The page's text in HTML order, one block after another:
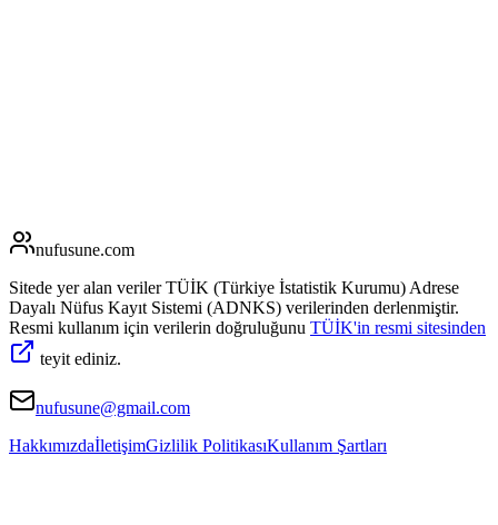
nufusune.com
Sitede yer alan veriler TÜİK (Türkiye İstatistik Kurumu) Adrese
Dayalı Nüfus Kayıt Sistemi (ADNKS) verilerinden derlenmiştir.
Resmi kullanım için verilerin doğruluğunu TÜİK'in resmi sitesinden
teyit ediniz.
nufusune@gmail.com
HakkımızdaİletişimGizlilik PolitikasıKullanım Şartları